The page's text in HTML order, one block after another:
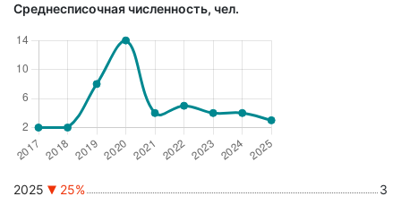
Среднесписочная численность, чел.
2025 25% 3